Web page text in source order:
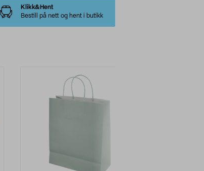
Klikk&Hent
Bestill på nett og hent i butikk